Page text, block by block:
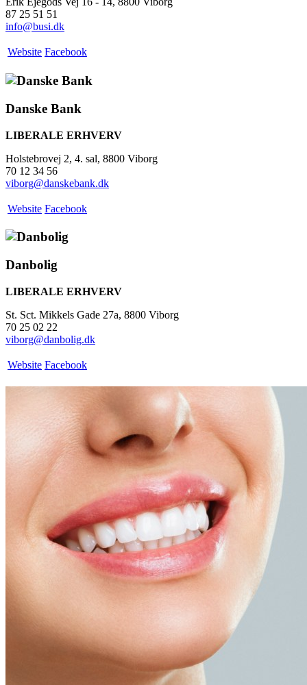
87 25 51 51
info@busi.dk
Website Facebook
Danske Bank
LIBERALE ERHVERV
Holstebrovej 2, 4. sal, 8800 Viborg
70 12 34 56
viborg@danskebank.dk
Website Facebook
Danbolig
LIBERALE ERHVERV
St. Sct. Mikkels Gade 27a, 8800 Viborg
70 25 02 22
viborg@danbolig.dk
Website Facebook